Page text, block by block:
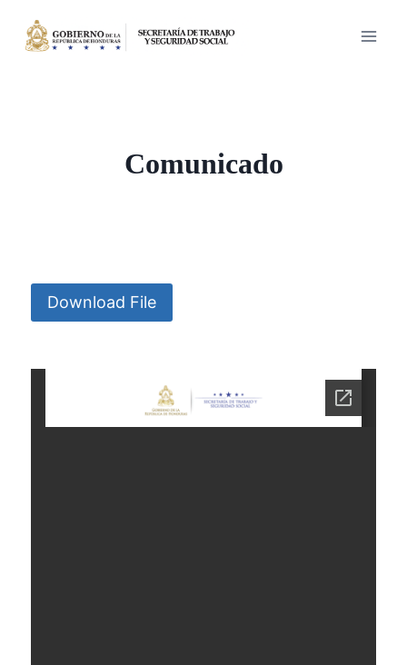
Comunicado
Download File